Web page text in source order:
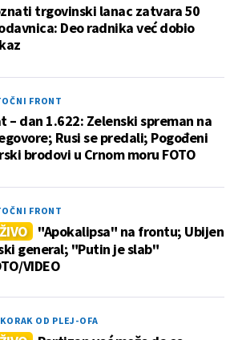
trgovinski lanac zatvara 50
Deo radnika već dobio
FRONT
– dan 1.622: Zelenski spreman na
Rusi se predali; Pogođeni
brodovi u Crnom moru FOTO
FRONT
"Apokalipsa" na frontu; Ubijen
general; "Putin je slab"
VIDEO
OD PLEJ-OFA